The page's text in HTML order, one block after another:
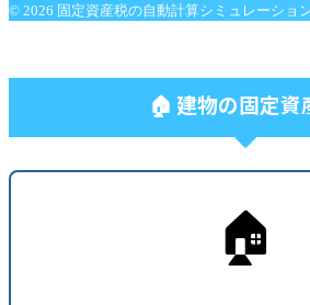
© 2026 固定資産税の自動計算シミュレーショ
🏠 建物の固定資
🏠